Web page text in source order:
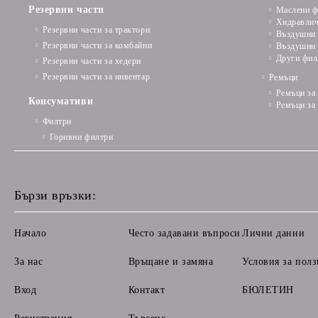
Резервни части
Резервни части за трактори
Резервни части за комбайни
Резервни части за хедери
Резервни части за инвентар
Консумативи
Филтри
Горивни филтри
Маслени
Въздушни
Въздушни
Други
Ремъци
Ремъци за
Ремъци
Бързи връзки:
Начало
За нас
Вход
Често задавани въпроси
Връщане и замяна
Контакт
Лични данни
Условия за
БЮЛЕТИН